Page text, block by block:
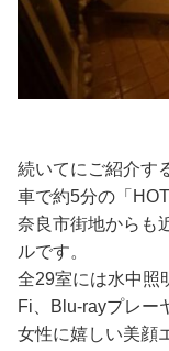
続いてにご紹介す
車で約5分の「
奈良市街地からも
ルです。
全29室には水中照
Fi、Blu-rayプレー
女性に嬉しい美顔